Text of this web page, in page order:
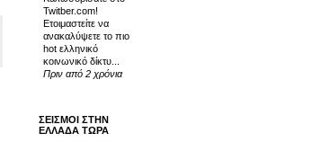
Twitber.com!
Ετοιμαστείτε να
ανακαλύψετε το πιο
hot ελληνικό
κοινωνικό δίκτυ...
Πριν από 2 χρόνια
ΣΕΙΣΜΟΙ ΣΤΗΝ
ΕΛΛΑΔΑ ΤΩΡΑ